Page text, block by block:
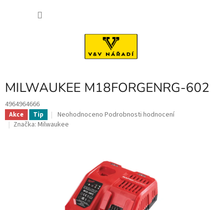
MILWAUKEE M18FORGENRG-602
4964964666
Akce Tip
Průměrné
hodnocení
hvězdiček.
Neohodnoceno Podrobnosti hodnocení
Značka: Milwaukee